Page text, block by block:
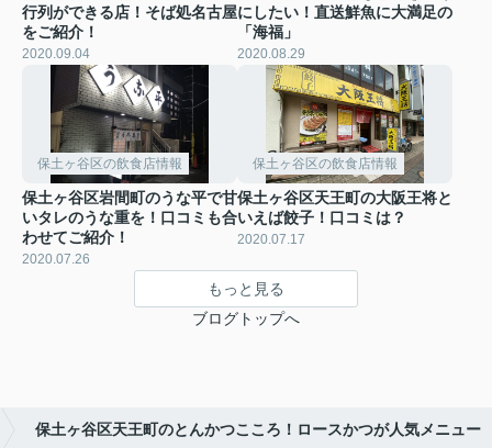
行列ができる店！そば処名古屋
をご紹介！
2020.09.04
にしたい！直送鮮魚に大満足の
「海福」
2020.08.29
保土ヶ谷区の飲食店情報
保土ヶ谷区岩間町のうな平で甘
いタレのうな重を！口コミも合
わせてご紹介！
2020.07.26
保土ヶ谷区の飲食店情報
保土ヶ谷区天王町の大阪王将と
いえば餃子！口コミは？
2020.07.17
もっと見る
ブログトップへ
保土ヶ谷区天王町のとんかつこころ！ロースかつが人気メニュー